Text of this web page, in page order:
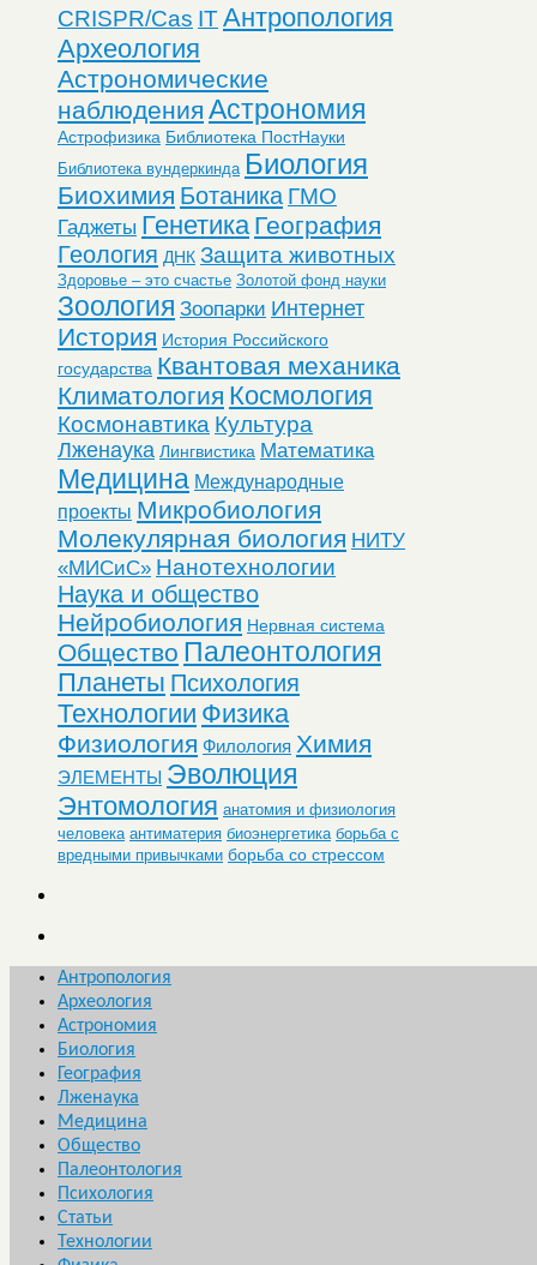
CRISPR/Cas ITАнтропология
Археология
Астрономические
наблюдения Астрономия
Астрофизика Библиотека ПостНауки
Библиотека вундеркинда Биология
Биохимия Ботаника ГМО
Гаджеты Генетика География
Геология ДНК Защита животных
Здоровье – это счастье Золотой фонд науки
Зоология Зоопарки Интернет
История История Российского
государства Квантовая механика
Климатология Космология
Космонавтика Культура
Лженаука Лингвистика Математика
Медицина Международные
проекты Микробиология
Молекулярная биология НИТУ
«МИСиС» Нанотехнологии
Наука и общество
Нейробиология Нервная система
Общество Палеонтология
Планеты Психология
Технологии Физика
Физиология Филология Химия
ЭЛЕМЕНТЫ Эволюция
Энтомология анатомия и физиология
человека антиматерия биоэнергетика борьба с
вредными привычками борьба со стрессом
Антропология
Археология
Астрономия
Биология
География
Лженаука
Медицина
Общество
Палеонтология
Психология
Статьи
Технологии